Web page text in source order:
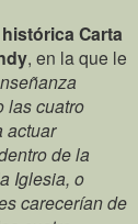
histórica Carta
, en la que le
las cuatro
actuar
de la
Iglesia, o
carecerían de